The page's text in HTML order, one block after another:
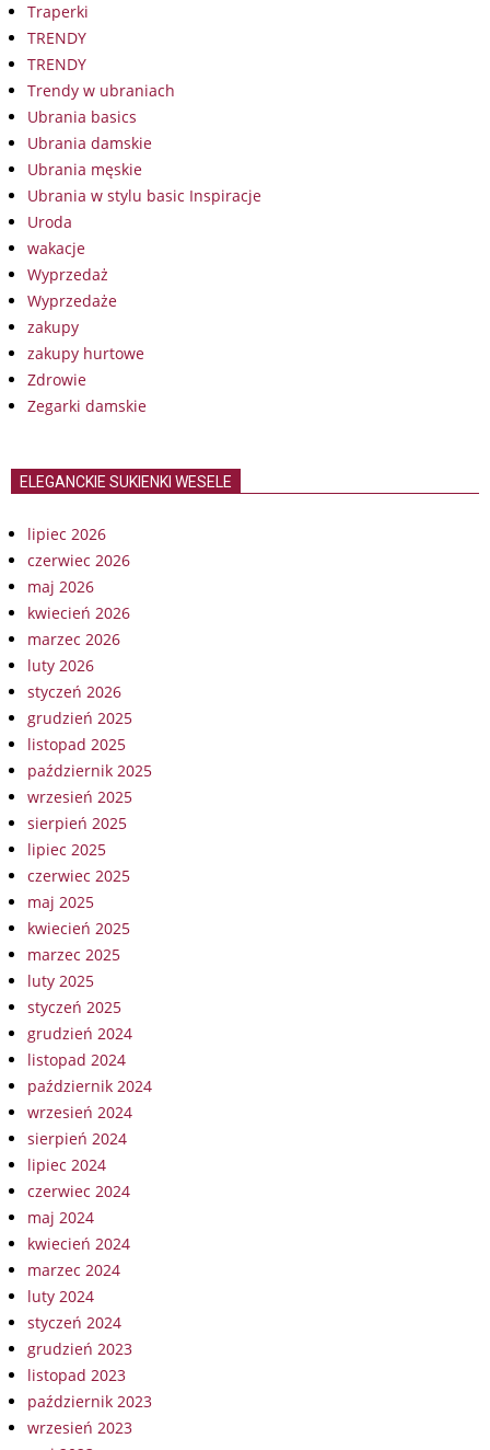
Traperki
TRENDY
TRENDY
Trendy w ubraniach
Ubrania basics
Ubrania damskie
Ubrania męskie
Ubrania w stylu basic Inspiracje
Uroda
wakacje
Wyprzedaż
Wyprzedaże
zakupy
zakupy hurtowe
Zdrowie
Zegarki damskie
ELEGANCKIE SUKIENKI WESELE
lipiec 2026
czerwiec 2026
maj 2026
kwiecień 2026
marzec 2026
luty 2026
styczeń 2026
grudzień 2025
listopad 2025
październik 2025
wrzesień 2025
sierpień 2025
lipiec 2025
czerwiec 2025
maj 2025
kwiecień 2025
marzec 2025
luty 2025
styczeń 2025
grudzień 2024
listopad 2024
październik 2024
wrzesień 2024
sierpień 2024
lipiec 2024
czerwiec 2024
maj 2024
kwiecień 2024
marzec 2024
luty 2024
styczeń 2024
grudzień 2023
listopad 2023
październik 2023
wrzesień 2023